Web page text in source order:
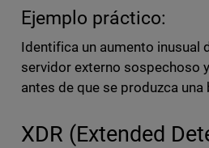
Ejemplo práctico:
Identifica un aumento inusual
servidor externo sospechoso
antes de que se produzca
XDR (Extended